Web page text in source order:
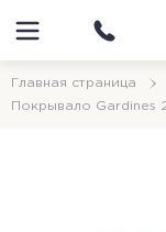
Главная страница
Покрывало Gardines